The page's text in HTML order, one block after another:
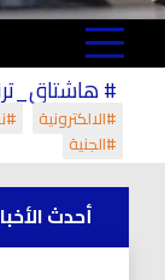
#
#الالكترونية
#الجنية
أحدث